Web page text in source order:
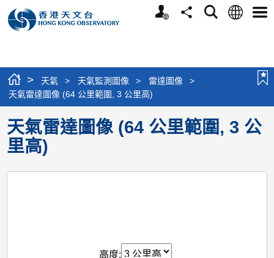
個
分
搜
語
選
> 天氣 > 天氣監測圖像 > 雷達圖像
>
天氣雷達圖像 (64 公里範圍, 3 公里高)
天氣雷達圖像 (64 公里範圍, 3 公
里高)
高度: